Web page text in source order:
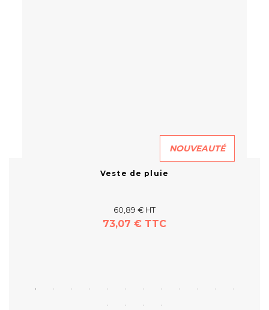
NOUVEAUTÉ
Veste de pluie
60,89 € HT
73,07 € TTC